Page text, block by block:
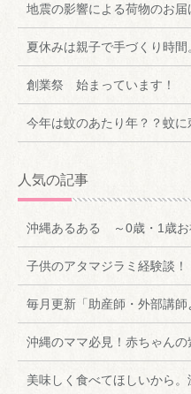
地震の影響による荷物のお届
夏休みは親子で手づくり時間
創業祭 始まっています！
今年は蚊のあたり年？？蚊
人気の記事
沖縄あるある ～0歳・1歳お
子供のアタマジラミ経験談！
毎月更新「助産師・外部講師
沖縄のママ必見！赤ちゃんの
美味しく食べてほしいから。